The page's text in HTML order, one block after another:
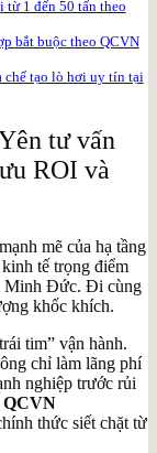
từ 1 đến 50 tấn theo
bắt buộc theo QCVN
tạo lò hơi uy tín tại
tư vấn
ROI và
mẽ của hạ tầng
tế trọng điểm
Minh Đức. Đi cùng
khốc khích.
tim” vận hành.
chỉ làm lãng phí
nghiệp trước rủi
QCVN
thức siết chặt từ